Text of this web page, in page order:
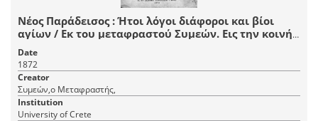
Νέος Παράδεισος : Ήτοι λόγοι διάφοροι και βίοι
αγίων / Εκ του μεταφραστού Συμεών. Εις την κοινήν
ημετέραν Διάλεκτον μεταγλωττισθέντες μεν παρά
Αγαπίου μοναχού του Κρητός.
Date
1872
Creator
Συμεών,ο Μεταφραστής,
Institution
University of Crete